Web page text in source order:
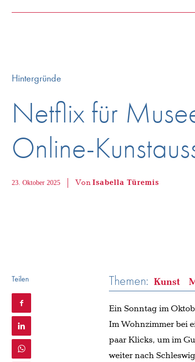
Hintergründe
Netflix für
Online-
23. Oktober 2025 VonIsabella Türemis
Teilen Themen: Kunst
Ein Sonntag im
Im Wohnzimmer bei
paar Klicks, um im
weiter nach